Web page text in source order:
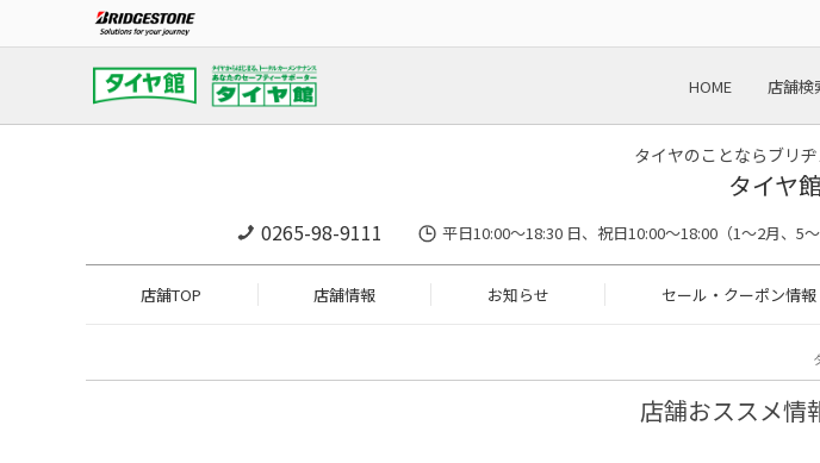
HOME 店舗検
タイヤのことならブリ
タイヤ
0265-98-9111 平日10:00～18:30 日、祝日10:00～18:00（1～2月、5～
店舗TOP 店舗情報 お知らせ セール・クーポン情報
店舗おススメ情